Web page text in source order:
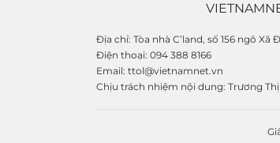
Địa chỉ: Tòa nhà C’land, số 156 ngõ
Điện thoại: 094 388 8166
Email: ttol@vietnamnet.vn
Chịu trách nhiệm nội dung: Trương